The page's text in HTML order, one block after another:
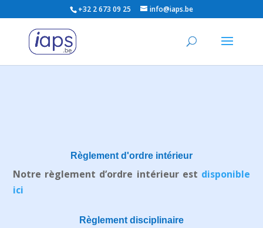
+32 2 673 09 25 info@iaps.be
Règlement d'ordre intérieur
Notre règlement d’ordre intérieur est disponible
ici
Règlement disciplinaire